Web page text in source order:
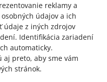
reklamy a
údajov a ich
údaje z iných zdrojov
. Identifikácia zariadení
automaticky.
aj preto, aby sme vám
stránok.